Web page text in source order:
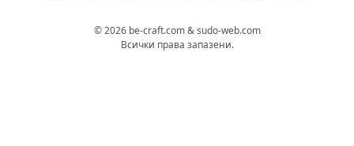
©2026be-craft.com & sudo-web.com
Всички права запазени.